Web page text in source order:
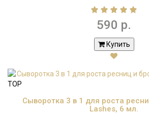
590 р.
Купить
TOP
Сыворотка 3 в 1 для роста
Lashes, 6 мл.